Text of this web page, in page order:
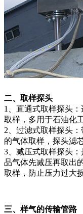
二、取样探头
1、直通式取样探头
取样，多用于石油化
2、过滤式取样探头
的气体取样，探头滤
3、减压式取样探头
品气体先减压再取出
取样，防止压力过大
三、样气的传输管路